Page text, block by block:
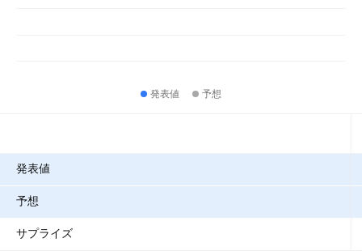
発表値 予想
発表値
予想
サプライズ